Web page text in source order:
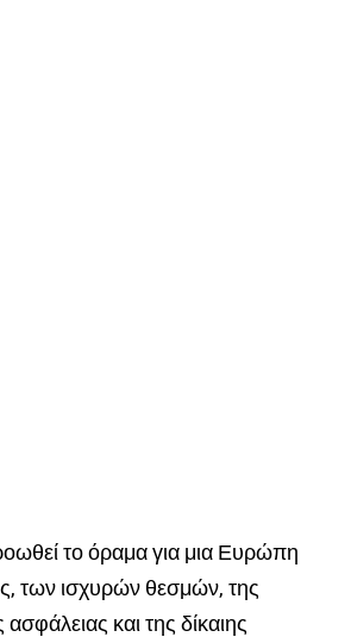
το όραμα για μια Ευρώπη
των ισχυρών θεσμών, της
και της δίκαιης